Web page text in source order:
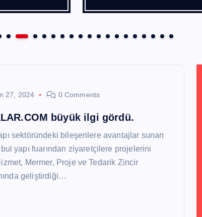
27, 2024 0 Comments
büyük ilgi gördü.
sektöründeki bileşenlere avantajlar sunan
yapı fuarından ziyaretçilere projelerini
Mermer, Proje ve Tedarik Zincir
geliştirdiği…